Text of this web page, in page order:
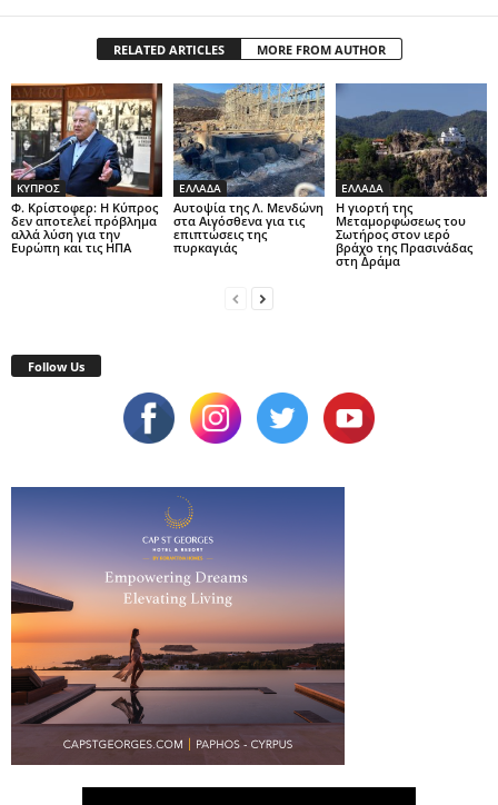
RELATED ARTICLES MORE FROM AUTHOR
ΚΥΠΡΟΣ
Φ. Κρίστοφερ: Η Κύπρος
δεν αποτελεί πρόβλημα
αλλά λύση για την
Ευρώπη και τις ΗΠΑ
ΕΛΛΑΔΑ
Αυτοψία της Λ. Μενδώνη
στα Αιγόσθενα για τις
επιπτώσεις της
πυρκαγιάς
ΕΛΛΑΔΑ
Η γιορτή της
Μεταμορφώσεως του
Σωτήρος στον ιερό
βράχο της Πρασινάδας
στη Δράμα
Follow Us